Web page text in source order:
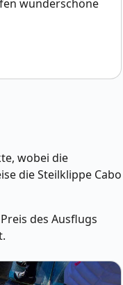
wunderschöne
wobei die
die Steilklippe Cabo
des Ausflugs